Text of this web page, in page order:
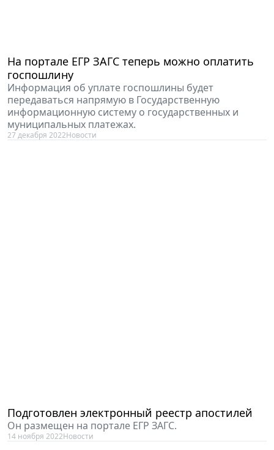
На портале ЕГР ЗАГС теперь можно оплатить
госпошлину
Информация об уплате госпошлины будет
передаваться напрямую в Государственную
информационную систему о государственных и
муниципальных платежах.
27 декабря 2022Новости
Подготовлен электронный реестр апостилей
Он размещен на портале ЕГР ЗАГС.
14 ноября 2022Новости